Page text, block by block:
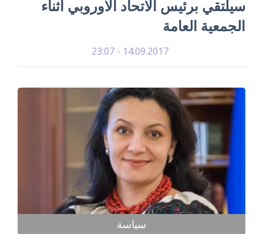
سيلتقي برئيس الاتحاد الأوروبي أثناء
الجمعية العامة
14.09.2017 - 23:07
سياسة